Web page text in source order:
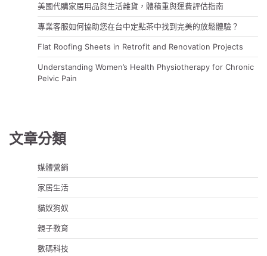
美國代購家居用品與生活雜貨，體積重與運費評估指南
專業客服如何協助您在台中定點茶中找到完美的放鬆體驗？
Flat Roofing Sheets in Retrofit and Renovation Projects
Understanding Women’s Health Physiotherapy for Chronic
Pelvic Pain
文章分類
媒體營銷
家居生活
貓奴狗奴
親子教育
數碼科技